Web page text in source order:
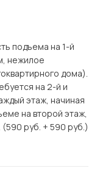
подъема на 1-й
нежилое
дома).
на 2-й и
этаж, начиная
на второй этаж,
(590 руб. + 590 руб.)